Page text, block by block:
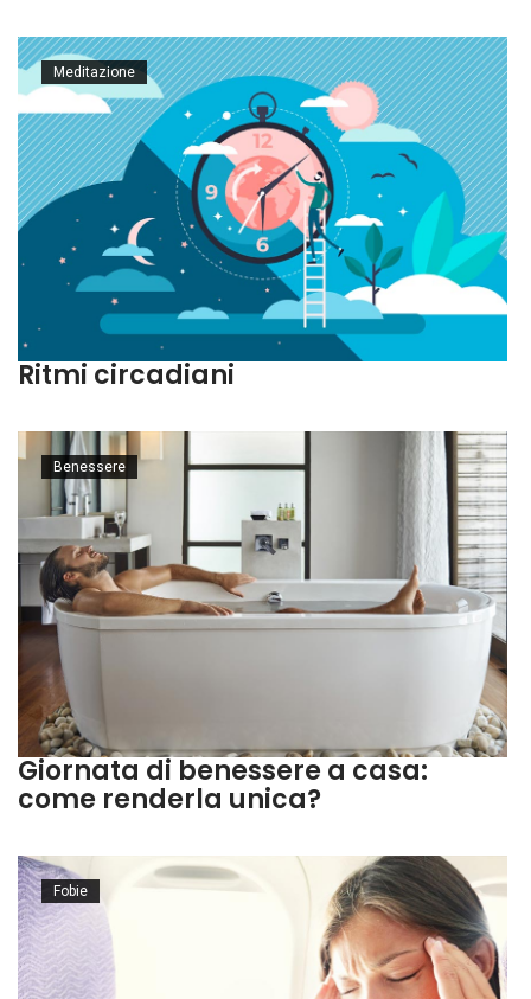
Ritmi circadiani
Meditazione
Giornata di benessere a casa:
come renderla unica?
Benessere
Fobie